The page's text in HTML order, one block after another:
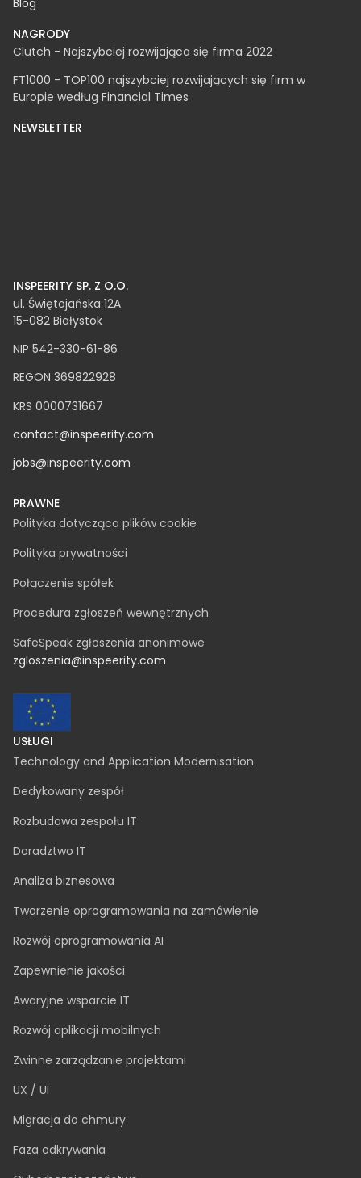
NAGRODY
FT1000 - TOP100 najszybciej rozwijających się firm w
INSPEERITY SP. Z O.O.
ul. Świętojańska 12A
15-082 Białystok
NIP 542-330-61-86
REGON 369822928
KRS 0000731667
contact@inspeerity.com
PRAWNE
Polityka dotycząca plików cookie
Polityka prywatności
Połączenie spółek
Procedura zgłoszeń wewnętrznych
SafeSpeak zgłoszenia anonimowe
zgloszenia@inspeerity.com
USŁUGI
Technology and Application Modernisation
Dedykowany zespół
Rozbudowa zespołu IT
Doradztwo IT
Analiza biznesowa
Tworzenie oprogramowania na zamówienie
Rozwój oprogramowania AI
Zapewnienie jakości
Awaryjne wsparcie IT
Rozwój aplikacji mobilnych
Zwinne zarządzanie projektami
UX / UI
Migracja do chmury